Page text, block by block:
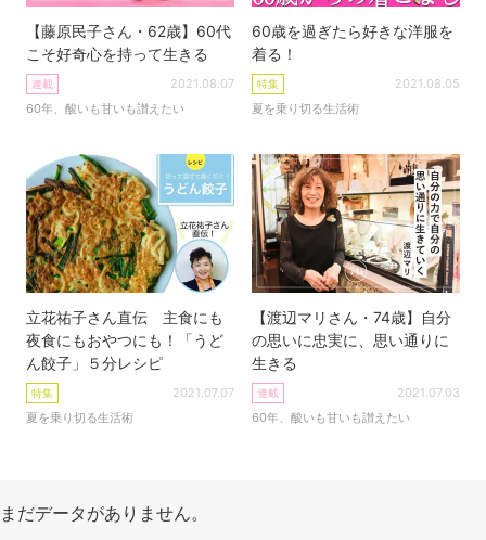
【藤原民子さん・62歳】60代
こそ好奇心を持って生きる
連載
60年、酸いも甘いも讃えたい
2021.08.07
60歳を過ぎたら好きな洋服を
着る！
特集
夏を乗り切る生活術
2021.08.05
立花祐子さん直伝 主食にも
夜食にもおやつにも！「うど
ん餃子」５分レシピ
特集
夏を乗り切る生活術
2021.07.07
【渡辺マリさん・74歳】自分
の思いに忠実に、思い通りに
生きる
連載
60年、酸いも甘いも讃えたい
2021.07.03
まだデータがありません。